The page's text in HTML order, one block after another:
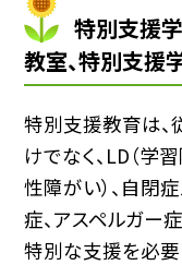
特別支援
教室、特別支援
特別支援教育は
けでなく、LD（学
性障がい）、自閉
症、アスペルガー
特別な支援を必